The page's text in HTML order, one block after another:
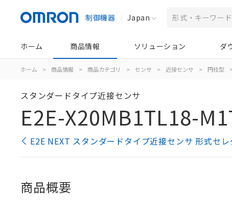
制御機器 Japan
ホーム 商品情報 ソリューション ダ
ホーム > 商品情報 > 商品カテゴリ > センサ > 近接センサ > 円柱型
スタンダードタイプ近接センサ
E2E-X20MB1TL18-
E2E NEXT スタンダードタイプ近接センサ 形式セレ
商品概要